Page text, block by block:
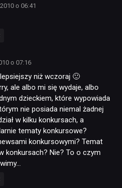
o 06:41
o 07:16
niż wczoraj 🙂
ale albo mi się wydaje, albo
dzieckiem, które wypowiada
nie posiada niemal żadnej
w kilku konkursach, a
tematy konkursowe?
konkursowymi? Temat
konkursach? Nie? To o czym